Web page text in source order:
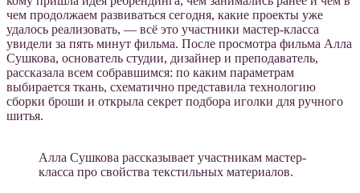
чем продолжаем развиваться сегодня, какие проекты уже
удалось реализовать, — всё это участники мастер-класса
увидели за пять минут фильма. После просмотра фильма Алла
Сушкова, основатель студии, дизайнер и преподаватель,
рассказала всем собравшимся: по каким параметрам
выбирается ткань, схематично представила технологию
сборки броши и открыла секрет подбора иголки для ручного
шитья.
Алла Сушкова рассказывает участникам мастер-
класса про свойства текстильных материалов.